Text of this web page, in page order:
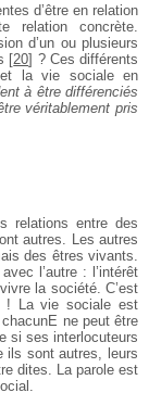
d’être en relation
relation concrète.
d’un ou plusieurs
[20] ? Ces différents
la vie sociale en
à être différenciés
véritablement pris
relations entre des
autres. Les autres
des êtres vivants.
l’autre : l’intérêt
la société. C’est
! La vie sociale est
ne peut être
si ses interlocuteurs
ils sont autres, leurs
dites. La parole est